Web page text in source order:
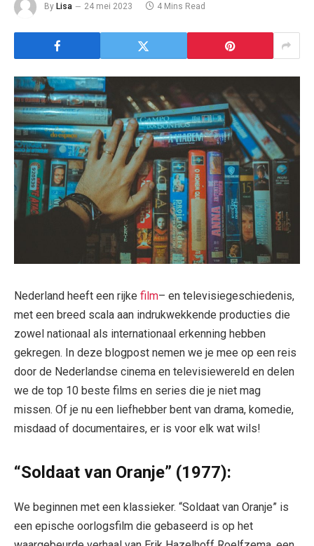
By Lisa 24 mei 2023 4 Mins Read
Nederland heeft een rijke film– en televisiegeschiedenis,
met een breed scala aan indrukwekkende producties die
zowel nationaal als internationaal erkenning hebben
gekregen. In deze blogpost nemen we je mee op een reis
door de Nederlandse cinema en televisiewereld en delen
we de top 10 beste films en series die je niet mag
missen. Of je nu een liefhebber bent van drama, komedie,
misdaad of documentaires, er is voor elk wat wils!
“Soldaat van Oranje” (1977):
We beginnen met een klassieker. “Soldaat van Oranje” is
een epische oorlogsfilm die gebaseerd is op het